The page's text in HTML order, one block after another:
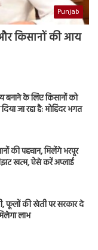
Punjab
किसानों की आय
बनाने के लिए किसानों को
जा रहा है: मोहिंदर भगत
की पहचान, मिलेंगे भरपूर
खत्म, ऐसे करें अप्लाई
फूलों की खेती पर सरकार दे
लाभ